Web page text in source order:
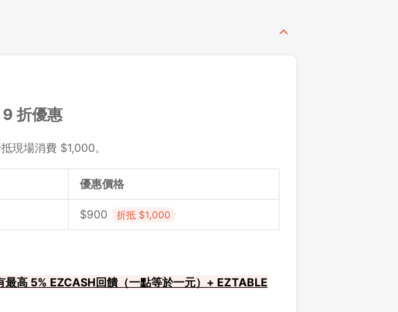
折優惠
現場消費 $1,000。
優惠價格
$900 折抵 $1,000
最高 5% EZCASH回饋（一點等於一元）+ EZTABLE